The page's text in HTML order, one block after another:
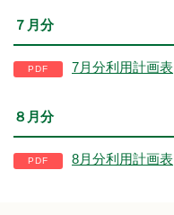
７月分
7月分利用計画表
８月分
8月分利用計画表